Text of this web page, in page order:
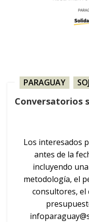
PARAGUAY
Conversatorios
Los interesados
antes de la
incluyendo
metodología, el
consultores, el